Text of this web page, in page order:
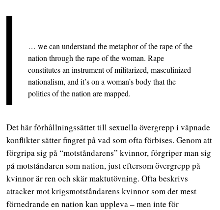
… we can understand the metaphor of the rape of the
nation through the rape of the woman. Rape
constitutes an instrument of militarized, masculinized
nationalism, and it’s on a woman’s body that the
politics of the nation are mapped.
Det här förhållningssättet till sexuella övergrepp i väpnade
konflikter sätter fingret på vad som ofta förbises. Genom att
förgripa sig på “motståndarens” kvinnor, förgriper man sig
på motståndaren som nation, just eftersom övergrepp på
kvinnor är ren och skär maktutövning. Ofta beskrivs
attacker mot krigsmotståndarens kvinnor som det mest
förnedrande en nation kan uppleva – men inte för